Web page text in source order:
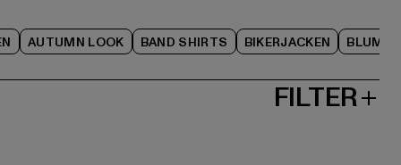
AUTUMN LOOK BAND SHIRTS BIKERJACKEN
FILTER